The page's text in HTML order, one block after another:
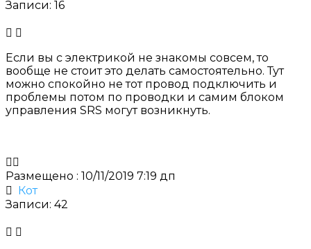
Записи: 16
Если вы с электрикой не знакомы совсем, то
вообще не стоит это делать самостоятельно. Тут
можно спокойно не тот провод подключить и
проблемы потом по проводки и самим блоком
управления SRS могут возникнуть.
Размещено : 10/11/2019 7:19 дп
Кот
Записи: 42